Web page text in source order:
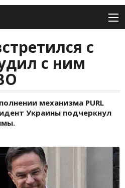
с
с ним
механизма PURL
Украины подчеркнул